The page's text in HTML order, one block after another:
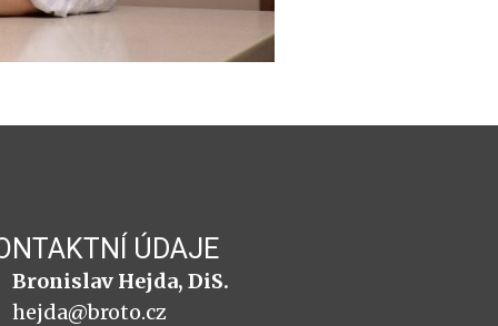
ÚDAJE
Bronislav Hejda, DiS.
hejda@broto.cz